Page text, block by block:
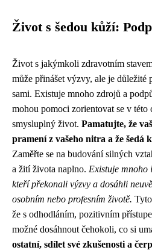
Život s šedou kůží:
Život s jakýmkoli zdravotním
může přinášet výzvy, ale je důležité
sami. Existuje mnoho zdrojů a
mohou pomoci zorientovat se v této
smysluplný život. Pamatujte, že
pramení z vašeho nitra a že šedá
Zaměřte se na budování silných
a žití života naplno. Existuje
kteří překonali výzvy a dosáhli
osobním nebo profesním životě.
že s odhodláním, pozitivním
možné dosáhnout čehokoli, co si
ostatní, sdílet své zkušenosti a